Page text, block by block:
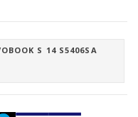
S 14 S5406SA